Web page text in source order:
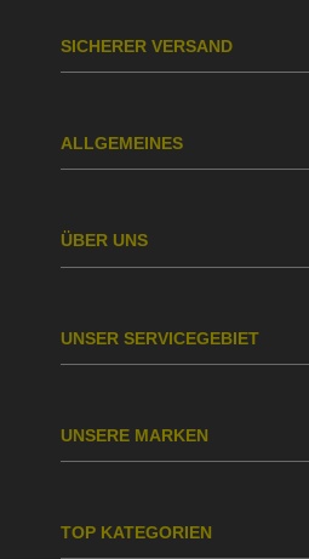
SICHERER VERSAND
ALLGEMEINES
ÜBER UNS
UNSER SERVICEGEBIET
UNSERE MARKEN
TOP KATEGORIEN